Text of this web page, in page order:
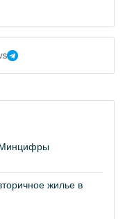
Минцифры
жилье в